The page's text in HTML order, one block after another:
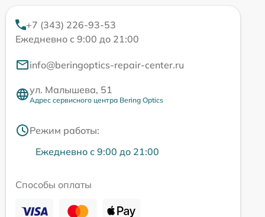
+7 (343) 226-93-53
Ежедневно с 9:00 до 21:00
info@beringoptics-repair-center.ru
ул. Малышева, 51
Адрес сервисного центра Bering Optics
Режим работы:
Ежедневно с 9:00 до 21:00
Способы оплаты